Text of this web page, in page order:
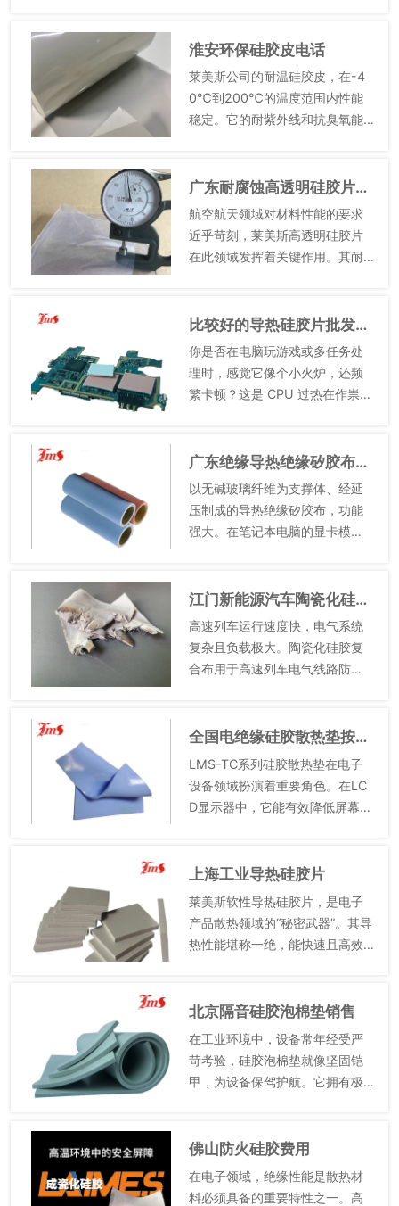
便于观察仪器显示屏数据。耐高
低温性能使仪器在不同地质环境
淮安环保硅胶皮电话
莱美斯公司的耐温硅胶皮，在-4
0℃到200℃的温度范围内性能
稳定。它的耐紫外线和抗臭氧能
良好的减震效果。良好的绝缘性
能，保障电气设备的安全运行。...
广东耐腐蚀高透明硅胶片生产企业
航空航天领域对材料性能的要求
近乎苛刻，莱美斯高透明硅胶片
在此领域发挥着关键作用。其耐
寒冷的平流层低温环境，到返回
大气层时因高速摩擦产生的高温
环境...
比较好的导热硅胶片批发厂家
你是否在电脑玩游戏或多任务处
理时，感觉它像个小火炉，还频
繁卡顿？这是 CPU 过热在作祟。
CPU 与散热器之间。其高导热率
能快速将 CPU 产...
广东绝缘导热绝缘矽胶布批发
以无碱玻璃纤维为支撑体、经延
压制成的导热绝缘矽胶布，功能
强大。在笔记本电脑的显卡模
止显卡与主板电路短路，提升电
脑图形处理能力。抗撕裂性在食
品加工...
江门新能源汽车陶瓷化硅胶复合布价格
高速列车运行速度快，电气系统
复杂且负载极大。陶瓷化硅胶复
合布用于高速列车电气线路防
气柜内的线路会因震动而有磨损
风险，它能起到缓冲作用，防止
线路磨...
全国电绝缘硅胶散热垫按需定制
LMS-TC系列硅胶散热垫在电子
设备领域扮演着重要角色。在LC
D显示器中，它能有效降低屏幕温
照明设备里，不*可以延长灯具的
使用寿命，还能提高照明...
上海工业导热硅胶片
莱美斯软性导热硅胶片，是电子
产品散热领域的“秘密武器”。其导
热性能堪称一绝，能快速且高效
严格符合RoHS标准，既环保又安
全，让用户毫...
北京隔音硅胶泡棉垫销售
在工业环境中，设备常年经受严
苛考验，硅胶泡棉垫就像坚固铠
甲，为设备保驾护航。它拥有极
密封，杜绝液体、气体泄漏。优
越的耐高低温性能，让它在高温
熔炉...
佛山防火硅胶费用
在电子领域，绝缘性能是散热材
料必须具备的重要特性之一。高